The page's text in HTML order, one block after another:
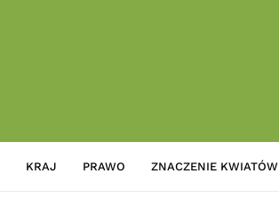
KRAJ PRAWO ZNACZENIE KWIATÓW